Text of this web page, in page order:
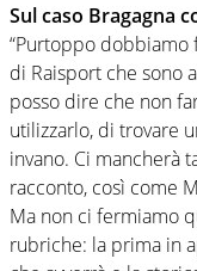
Sul caso Bragagna
“Purtoppo dobbiamo
di Raisport che sono
posso dire che non
utilizzarlo, di trovare
invano. Ci mancherà
racconto, così come
Ma non ci fermiamo
rubriche: la prima in